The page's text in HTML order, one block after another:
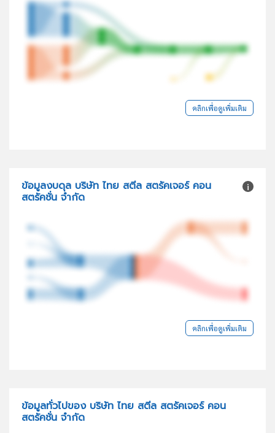
คลิกเพื่อดูเพิ่มเติม
ข้อมูลงบดุล บริษัท ไทย สตีล สตรัคเจอร์ คอน
สตรัคชั่น จำกัด
คลิกเพื่อดูเพิ่มเติม
ข้อมูลทั่วไปของ บริษัท ไทย สตีล สตรัคเจอร์ คอน
สตรัคชั่น จำกัด